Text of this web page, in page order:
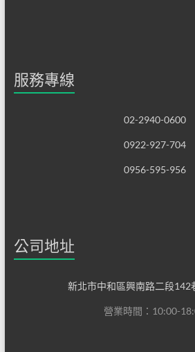
服務專線
02-2940-0600
0922-927-704
0956-595-956
公司地址
新北市中和區興南路二段142
營業時間：10:00-